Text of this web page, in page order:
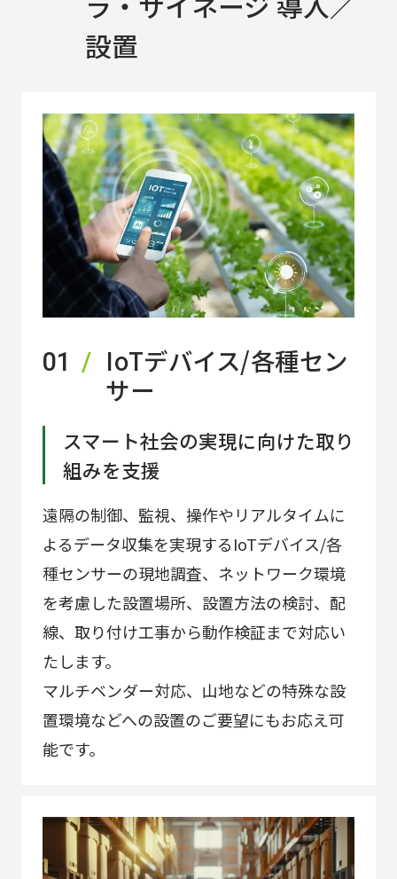
設置
01
IoTデバイス/各種セン
サー
スマート社会の実現に向けた取り
組みを支援
遠隔の制御、監視、操作やリアルタイムに
よるデータ収集を実現するIoTデバイス/各
種センサーの現地調査、ネットワーク環境
を考慮した設置場所、設置方法の検討、配
線、取り付け工事から動作検証 まで対応い
たします。
マルチベンダー対応、山地などの特殊な設
置環境などへの設置のご要望にもお応え可
能です。